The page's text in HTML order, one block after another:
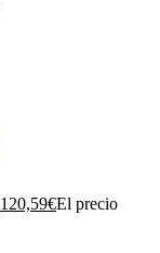
120,59€El precio